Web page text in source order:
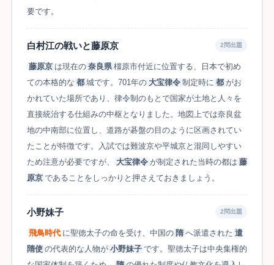
要です。
白村江の戦いと藤原京 2問出題
藤原京 は現在の 奈良県 橿原市付近に位置する、日本で初め
ての本格的な 都 城です。701年の 大宝律令 制定時に 都 がお
かれていた場所であり、律令制のもとで国家が土地と人々を
直接統治する仕組みの中枢となりました。地図上では奈良盆
地の中南部に位置し、道路が碁盤の目のように区画されてい
たことが特徴です。入試では難波京や平城京と混同しやすい
ため注意が必要ですが、
大宝律令 が制定された当時の都は 藤
原京 であることをしっかりと押さえておきましょう。
小野妹子 2問出題
飛鳥時代 に聖徳太子の命を受け、中国の 隋 へ派遣された 遣
隋使 の代表的な人物が 小野妹子 です。聖徳太子は中央集権的